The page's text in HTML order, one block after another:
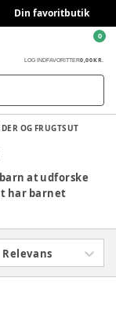
Din favoritbutik
LOG INDFAVORITTER0,00 KR.
0
OG FRUGTSUT
at udforske
har barnet
samme tid
Kidsme, som
Relevans